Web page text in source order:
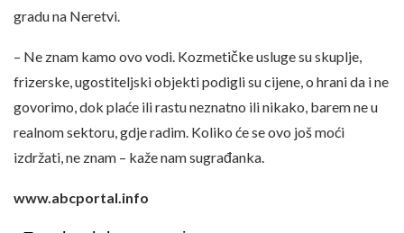
gradu na Neretvi.
– Ne znam kamo ovo vodi. Kozmetičke usluge su skuplje,
frizerske, ugostiteljski objekti podigli su cijene, o hrani da i ne
govorimo, dok plaće ili rastu neznatno ili nikako, barem ne u
realnom sektoru, gdje radim. Koliko će se ovo još moći
izdržati, ne znam – kaže nam sugrađanka.
www.abcportal.info